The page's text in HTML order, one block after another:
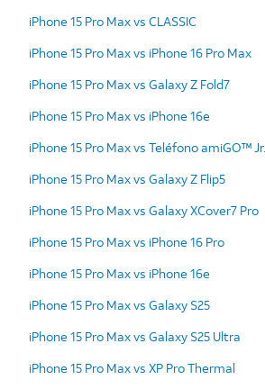
iPhone 15 Pro Max vs CLASSIC
iPhone 15 Pro Max vs iPhone 16 Pro Max
iPhone 15 Pro Max vs Galaxy Z Fold7
iPhone 15 Pro Max vs iPhone 16e
iPhone 15 Pro Max vs Teléfono amiGO™ Jr.
iPhone 15 Pro Max vs Galaxy Z Flip5
iPhone 15 Pro Max vs Galaxy XCover7 Pro
iPhone 15 Pro Max vs iPhone 16 Pro
iPhone 15 Pro Max vs iPhone 16e
iPhone 15 Pro Max vs Galaxy S25
iPhone 15 Pro Max vs Galaxy S25 Ultra
iPhone 15 Pro Max vs XP Pro Thermal